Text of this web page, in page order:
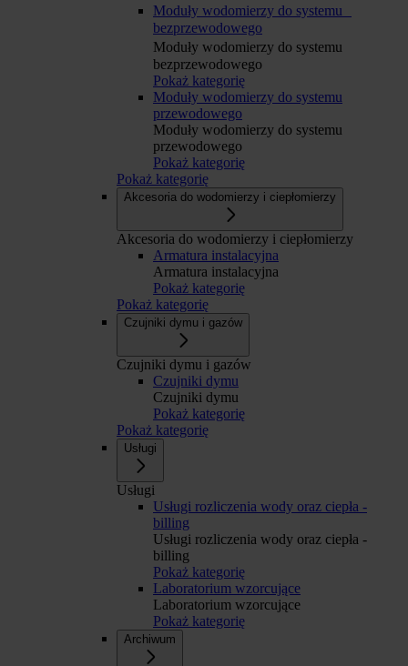
Moduły wodomierzy do systemu
bezprzewodowego
Moduły wodomierzy do systemu
bezprzewodowego
Pokaż kategorię
Moduły wodomierzy do systemu
przewodowego
Moduły wodomierzy do systemu
przewodowego
Pokaż kategorię
Pokaż kategorię
Akcesoria do wodomierzy i ciepłomierzy
Akcesoria do wodomierzy i ciepłomierzy
Armatura instalacyjna
Armatura instalacyjna
Pokaż kategorię
Pokaż kategorię
Czujniki dymu i gazów
Czujniki dymu i gazów
Czujniki dymu
Czujniki dymu
Pokaż kategorię
Pokaż kategorię
Usługi
Usługi
Usługi rozliczenia wody oraz ciepła -
billing
Usługi rozliczenia wody oraz ciepła -
billing
Pokaż kategorię
Laboratorium wzorcujące
Laboratorium wzorcujące
Pokaż kategorię
Archiwum